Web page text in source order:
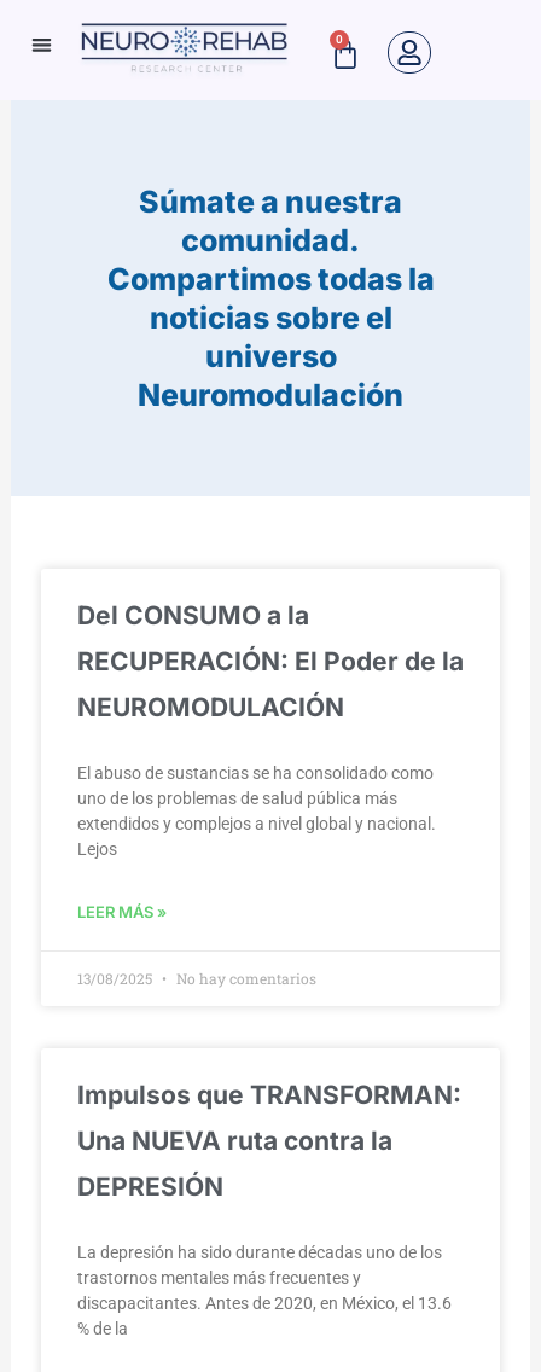
0
Cart
Súmate a nuestra
comunidad.
Compartimos todas la
noticias sobre el
universo
Neuromodulación
Del CONSUMO a la
RECUPERACIÓN: El Poder de la
NEUROMODULACIÓN
El abuso de sustancias se ha consolidado como
uno de los problemas de salud pública más
extendidos y complejos a nivel global y nacional.
Lejos
LEER MÁS »
13/08/2025 No hay comentarios
Impulsos que TRANSFORMAN:
Una NUEVA ruta contra la
DEPRESIÓN
La depresión ha sido durante décadas uno de los
trastornos mentales más frecuentes y
discapacitantes. Antes de 2020, en México, el 13.6
% de la